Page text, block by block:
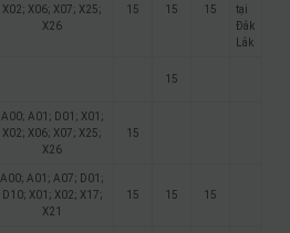
X02; X06; X07; X25;
X26
15 15 15
tại
Đắk
Lắk
15
A00; A01; D01; X01;
X02; X06; X07; X25;
X26
15
A00; A01; A07; D01;
D10; X01; X02; X17;
X21
15 15 15